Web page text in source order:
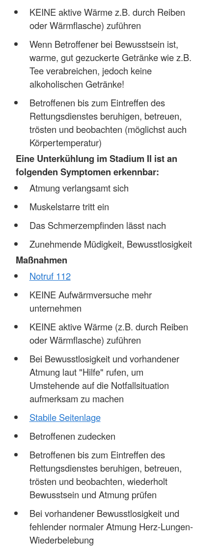
KEINE aktive Wärme z.B. durch Reiben
oder Wärmflasche) zuführen
Wenn Betroffener bei Bewusstsein ist,
warme, gut gezuckerte Getränke wie z.B.
Tee verabreichen, jedoch keine
alkoholischen Getränke!
Betroffenen bis zum Eintreffen des
Rettungsdienstes beruhigen, betreuen,
trösten und beobachten (möglichst auch
Körpertemperatur)
Eine Unterkühlung im Stadium II ist an
folgenden Symptomen erkennbar:
Atmung verlangsamt sich
Muskelstarre tritt ein
Das Schmerzempfinden lässt nach
Zunehmende Müdigkeit, Bewusstlosigkeit
Maßnahmen
Notruf 112
KEINE Aufwärmversuche mehr
unternehmen
KEINE aktive Wärme (z.B. durch Reiben
oder Wärmflasche) zuführen
Bei Bewusstlosigkeit und vorhandener
Atmung laut "Hilfe" rufen, um
Umstehende auf die Notfallsituation
aufmerksam zu machen
Stabile Seitenlage
Betroffenen zudecken
Betroffenen bis zum Eintreffen des
Rettungsdienstes beruhigen, betreuen,
trösten und beobachten, wiederholt
Bewusstsein und Atmung prüfen
Bei vorhandener Bewusstlosigkeit und
fehlender normaler Atmung Herz-Lungen-
Wiederbelebung